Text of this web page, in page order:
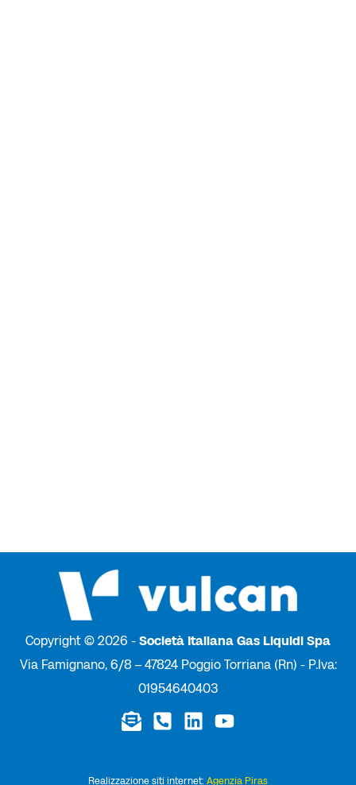
Copyright © 2026 - Società Italiana Gas Liquidi Spa
Via Famignano, 6/8 – 47824 Poggio Torriana (Rn) - P.Iva:
01954640403
Realizzazione siti internet: Agenzia Piras